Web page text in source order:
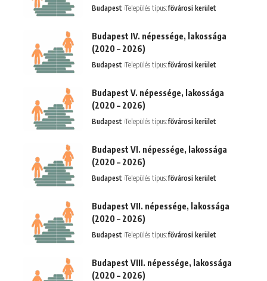
Budapest Település típus:fővárosi kerület
Budapest IV. népessége, lakossága
(2020 – 2026)
Budapest Település típus:fővárosi kerület
Budapest V. népessége, lakossága
(2020 – 2026)
Budapest Település típus:fővárosi kerület
Budapest VI. népessége, lakossága
(2020 – 2026)
Budapest Település típus:fővárosi kerület
Budapest VII. népessége, lakossága
(2020 – 2026)
Budapest Település típus:fővárosi kerület
Budapest VIII. népessége, lakossága
(2020 – 2026)